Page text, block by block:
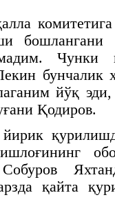
бошлангани
Чунки
бунчалик
йўқ
Қодиров.
қайта